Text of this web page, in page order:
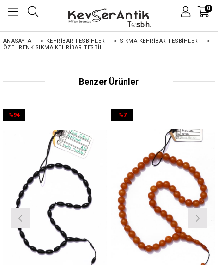
0
ANASAYFA > KEHRIBAR TESBIHLER > SIKMA KEHRİBAR TESBİHLER
>
ÖZEL RENK SIKMA KEHRIBAR TESBIH
Benzer Ürünler
%94
%7